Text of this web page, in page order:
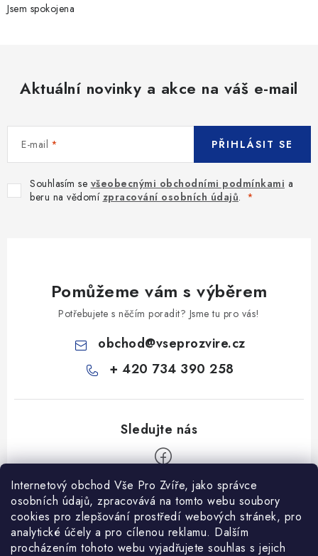
Internetový obchod Vše Pro Zvíře, jako správce
osobních údajů, zpracovává na tomto webu soubory
cookies pro zlepšování prostředí webových stránek, pro
analytické účely a pro cílenou reklamu. Dalším
procházením tohoto webu vyjadřujete souhlas s jejich
Jsem spokojena
Aktuální novinky a akce na váš e-mail
E-mail
Souhlasím se všeobecnými obchodními podmínkami a
beru na vědomí zpracování osobních údajů.
PŘIHLÁSIT SE
Pomůžeme vám s výběrem
Potřebujete s něčím poradit? Jsme tu pro vás!
obchod@vseprozvire.cz
+ 420 734 390 258
Informace pro Vás